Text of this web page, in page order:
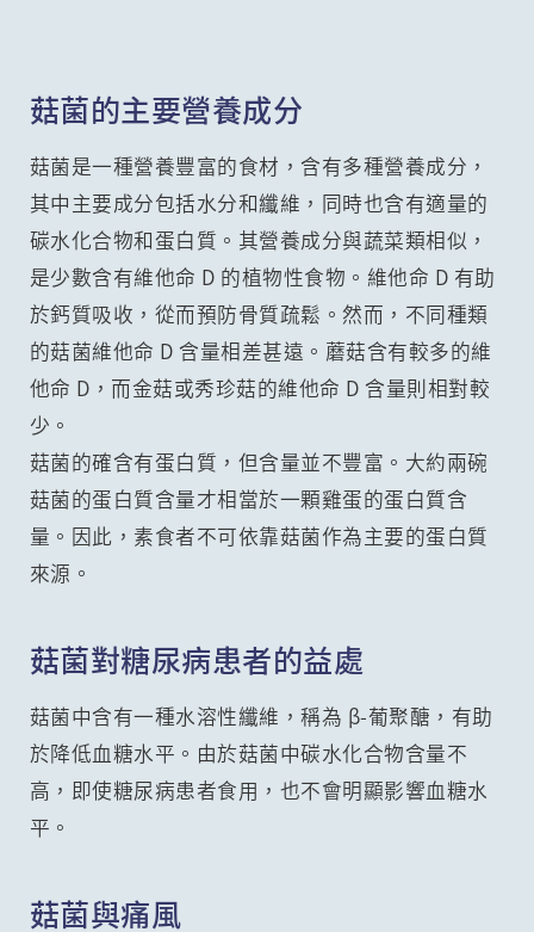
菇菌的主要營養成分
菇菌是一種營養豐富的食材，含有多種營養成分，
其中主要成分包括水分和纖維，同時也含有適量的
碳水化合物和蛋白質。其營養成分與蔬菜類相似，
是少數含有維他命 D 的植物性食物。維他命 D 有助
於鈣質吸收，從而預防骨質疏鬆。然而，不同種類
的菇菌維他命 D 含量相差甚遠。蘑菇含有較多的維
他命 D，而金菇或秀珍菇的維他命 D 含量則相對較
少。
菇菌的確含有蛋白質，但含量並不豐富。大約兩碗
菇菌的蛋白質含量才相當於一顆雞蛋的蛋白質含
量。因此，素食者不可依靠菇菌作為主要的蛋白質
來源。
菇菌對糖尿病患者的益處
菇菌中含有一種水溶性纖維，稱為 β-葡聚醣，有助
於降低血糖水平。由於菇菌中碳水化合物含量不
高，即使糖尿病患者食用，也不會明顯影響血糖水
平。
菇菌與痛風